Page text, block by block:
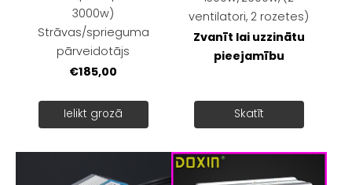
3000w)
Strāvas/sprieguma
pārveidotājs
€185,00
Ielikt grozā
ventilatori, 2 rozetes)
Zvanīt lai uzzinātu
pieejamību
Skatīt